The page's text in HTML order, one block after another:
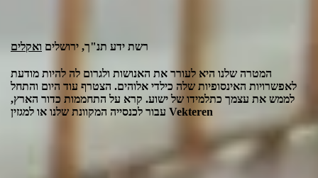
רשת ידע תנ"ך, ירושלים ואקלים
המטרה שלנו היא לעורר את האנושות ולגרום לה להיות מודעת
לאפשרויות האינסופיות שלה כילדי אלוהים. הצטרף עוד היום והתחל
לממש את עצמך כתלמידו של ישוע. קרא על התחממות כדור הארץ,
עבור לכנסייה המקוונת שלנו או למגזין Vekteren